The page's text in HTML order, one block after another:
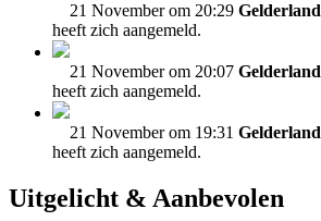
21 November om 20:29 Gelderland
heeft zich aangemeld.
21 November om 20:07 Gelderland
heeft zich aangemeld.
21 November om 19:31 Gelderland
heeft zich aangemeld.
Uitgelicht & Aanbevolen